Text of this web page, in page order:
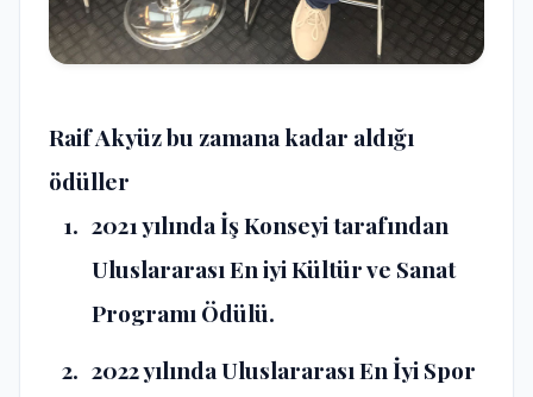
Raif Akyüz bu zamana kadar aldığı
ödüller
2021 yılında İş Konseyi tarafından
Uluslararası En iyi Kültür ve Sanat
Programı Ödülü.
2022 yılında Uluslararası En İyi Spor